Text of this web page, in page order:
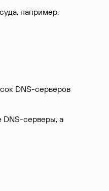
например,
DNS-серверов
DNS-серверы, а